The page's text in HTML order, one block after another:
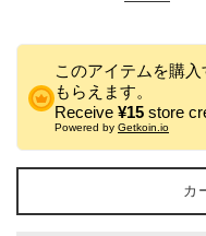
このアイテムを購入
もらえます。
Receive ¥15 store
Powered by Getkoin.io
カ